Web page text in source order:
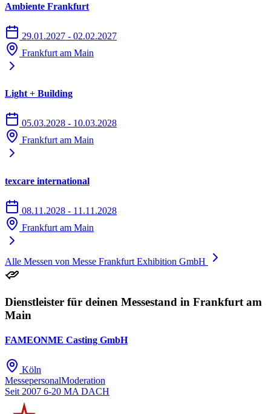
Das Messe-Parkhaus „Rebstock“ bietet zu vielen Messen
Parkmöglichkeiten. Über Fahrstühle auf jeder Ebene gelangen Sie
leicht in die Ebene 0. Von hier aus bringt Sie der Bus-Shuttle zum
Messegelände. Der Bus-Shuttle ist leider für Rollstuhlfahrer
Ambiente Frankfurt
29.01.2027 - 02.02.2027
Frankfurt am Main
Light + Building
05.03.2028 - 10.03.2028
Frankfurt am Main
texcare international
08.11.2028 - 11.11.2028
Frankfurt am Main
Alle Messen von Messe Frankfurt Exhibition GmbH
Dienstleister für deinen Messestand in Frankfurt am
Main
FAMEONME Casting GmbH
Köln
MessepersonalModeration
Seit 2007 6-20 MA DACH